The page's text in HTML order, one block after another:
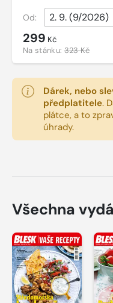
Od:
299 Kč
Na stánku:323 Kč
Dárek, nebo
předplatitele.
plátce, a to
úhrady.
Všechna